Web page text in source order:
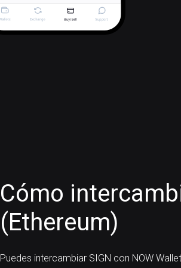
Cómo
(Ethereum)
Puedes intercambiar SIGN con NOW